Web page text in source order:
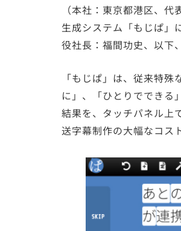
（本社：東京都港区、
生成システム「もじぱ」
役社長：福間功史、以下
「もじぱ」は、従来特
に」、「ひとりでできる
結果を、タッチパネル上
送字幕制作の大幅なコス